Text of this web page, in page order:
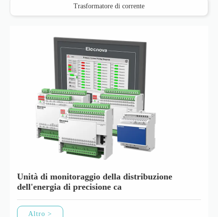
Trasformatore di corrente
Unità di monitoraggio della distribuzione
dell'energia di precisione ca
Altro >